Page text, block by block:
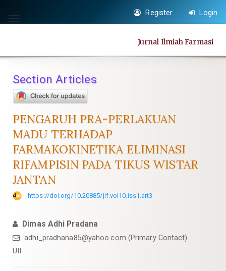
jump
content
Navigation
Main
Sidebar
Toggle
Register Login
Jurnal Ilmiah Farmasi
Section Articles
PENGARUH PRA-PERLAKUAN
MADU TERHADAP
FARMAKOKINETIKA ELIMINASI
RIFAMPISIN PADA TIKUS WISTAR
JANTAN
https://doi.org/10.20885/jif.vol10.iss1.art3
Dimas Adhi Pradana
adhi_pradhana85@yahoo.com (Primary Contact)
UII